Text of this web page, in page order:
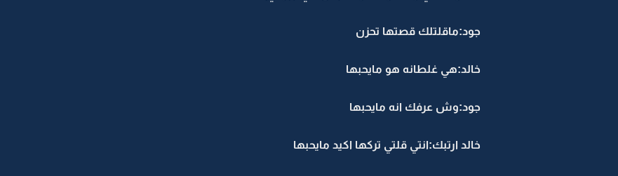
جود:ماقلتلك قصتها تحزن
خالد:هي غلطانه هو مايحبها
جود:وش عرفك انه مايحبها
خالد ارتبك:انتي قلتي تركها اكيد مايحبها